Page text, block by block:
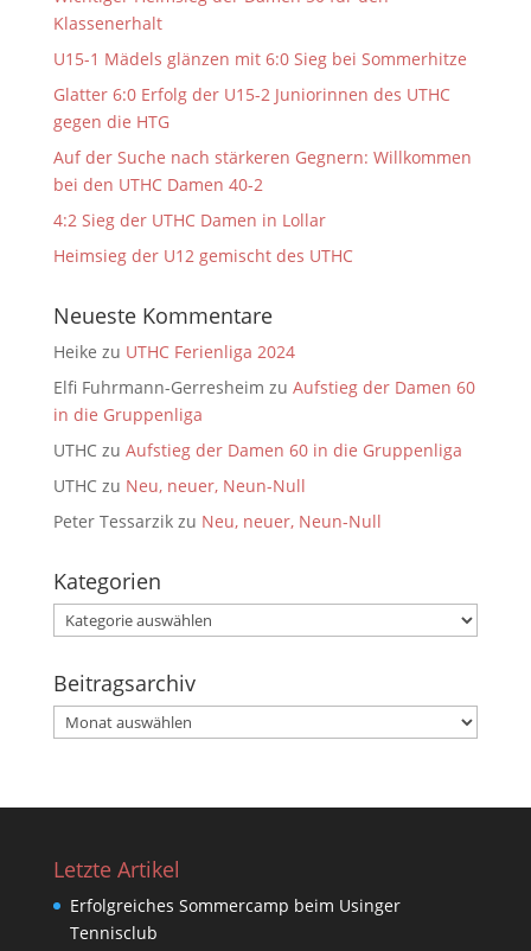
Klassenerhalt
U15-1 Mädels glänzen mit 6:0 Sieg bei Sommerhitze
Glatter 6:0 Erfolg der U15-2 Juniorinnen des UTHC
gegen die HTG
Auf der Suche nach stärkeren Gegnern: Willkommen
bei den UTHC Damen 40-2
4:2 Sieg der UTHC Damen in Lollar
Heimsieg der U12 gemischt des UTHC
Neueste Kommentare
Heike zu UTHC Ferienliga 2024
Elfi Fuhrmann-Gerresheim zu Aufstieg der Damen 60
in die Gruppenliga
UTHCzu Aufstieg der Damen 60 in die Gruppenliga
UTHCzu Neu, neuer, Neun-Null
Peter Tessarzikzu Neu, neuer, Neun-Null
Kategorien
Kategorien
Beitragsarchiv
Beitragsarchiv
Letzte Artikel
Erfolgreiches Sommercamp beim Usinger
Tennisclub